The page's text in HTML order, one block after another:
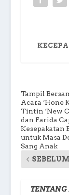
Tampil
Acara ‘Hone
Tintin ‘New
dan Farida
Kesepakatan
untuk Masa
Sang Anak
TENTANG